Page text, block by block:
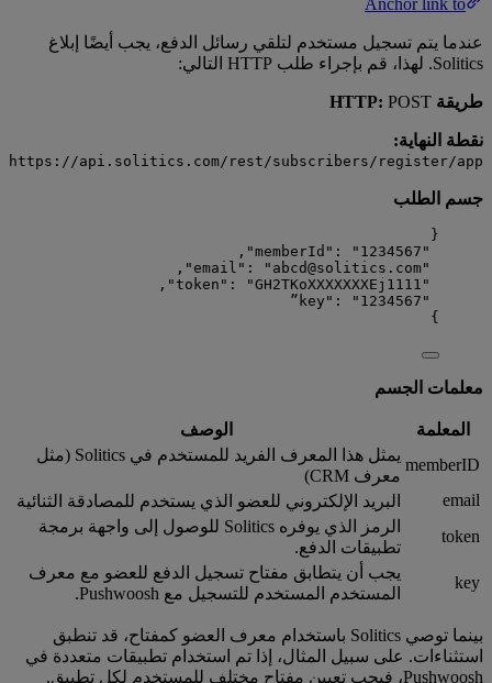
عندما يتم تسجيل مستخدم لتلقي رسائل الدفع، يجب أيضًا إبلاغ
Solitics. لهذا، قم بإجراء طلب HTTP التالي:
طريقة HTTP: POST
نقطة النهاية:
https://api.solitics.com/rest/subscribers/register/app
جسم الطلب
{
"memberId"
: " 1234567
"
,
"email"
: " abcd@solitics.com
"
,
"token"
: "GH2TKoXXXXXXXEj1111
"
,
"key"
: " 1234567”
}
معلمات الجسم
المعلمة
الوصف
memberID
يمثل هذا المعرف الفريد للمستخدم في Solitics (مثل
معرف CRM)
email
البريد الإلكتروني للعضو الذي يستخدم للمصادقة الثنائية
token
الرمز الذي يوفره Solitics للوصول إلى واجهة برمجة
تطبيقات الدفع.
key
يجب أن يتطابق مفتاح تسجيل الدفع للعضو مع معرف
المستخدم المستخدم للتسجيل مع Pushwoosh.
بينما توصي Solitics باستخدام معرف العضو كمفتاح، قد تنطبق
استثناءات. على سبيل المثال، إذا تم استخدام تطبيقات متعددة في
Pushwoosh، فيجب تعيين مفتاح مختلف للمستخدم لكل تطبيق.